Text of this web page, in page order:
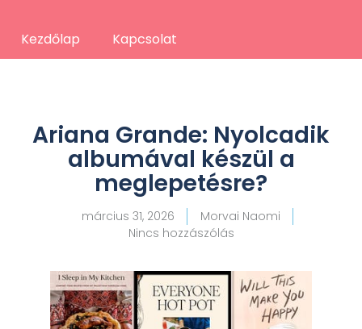
Kezdőlap Kapcsolat
Ariana Grande: Nyolcadik
albumával készül a
meglepetésre?
március 31, 2026
Morvai Naomi
Nincs hozzászólás